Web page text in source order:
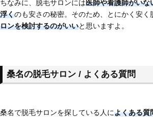
ちなみに、脱毛サロンには医師や看護師がいな
浮くのも安さの秘密。そのため、とにかく安く
ロンを検討するのがいいと思いますよ。
桑名の脱毛サロン / よくある質問
桑名で脱毛サロンを探している人によくある質